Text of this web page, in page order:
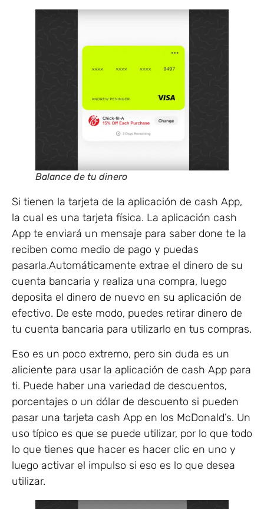
Balance de tu dinero
Si tienen la tarjeta de la aplicación de cash App,
la cual es una tarjeta física. La aplicación cash
App te enviará un mensaje para saber done te la
reciben como medio de pago y puedas
pasarla.Automáticamente extrae el dinero de su
cuenta bancaria y realiza una compra, luego
deposita el dinero de nuevo en su aplicación de
efectivo. De este modo, puedes retirar dinero de
tu cuenta bancaria para utilizarlo en tus compras.
Eso es un poco extremo, pero sin duda es un
aliciente para usar la aplicación de cash App para
ti. Puede haber una variedad de descuentos,
porcentajes o un dólar de descuento si pueden
pasar una tarjeta cash App en los McDonald’s. Un
uso típico es que se puede utilizar, por lo que todo
lo que tienes que hacer es hacer clic en uno y
luego activar el impulso si eso es lo que desea
utilizar.